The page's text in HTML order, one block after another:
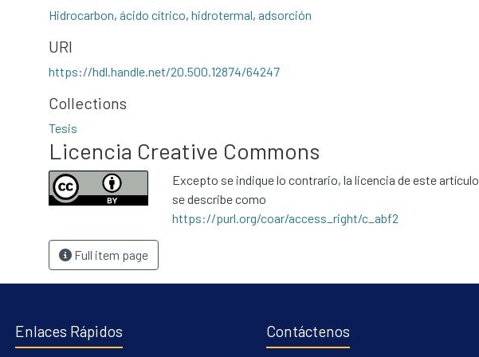
Hidrocarbon, ácido cítrico, hidrotermal, adsorción
URI
https://hdl.handle.net/20.500.12874/64247
Collections
Tesis
Licencia Creative Commons
Excepto se indique lo contrario, la licencia de este artículo
se describe como
https://purl.org/coar/access_right/c_abf2
Full item page
Enlaces Rápidos Contáctenos